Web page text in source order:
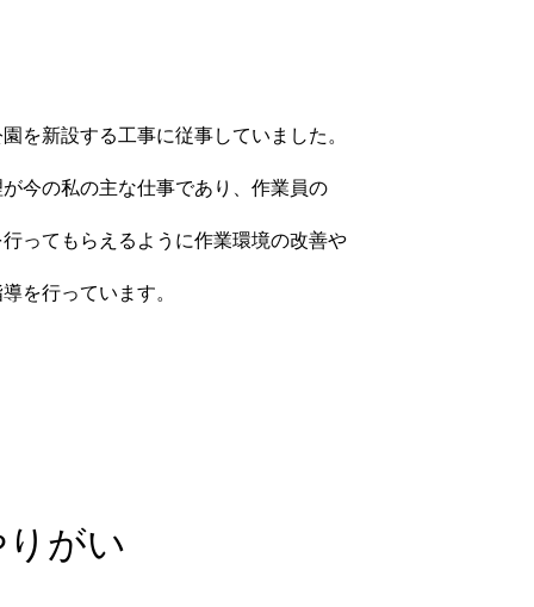
を新設する工事に従事していました。
今の私の主な仕事であり、作業員の
ってもらえるように作業環境の改善や
を行っています。
がい